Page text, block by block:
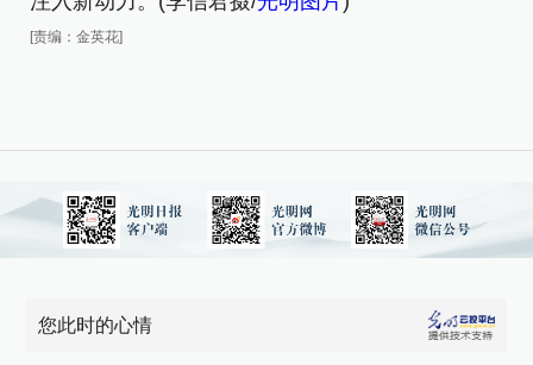
[责编：金英花]
您此时的心情